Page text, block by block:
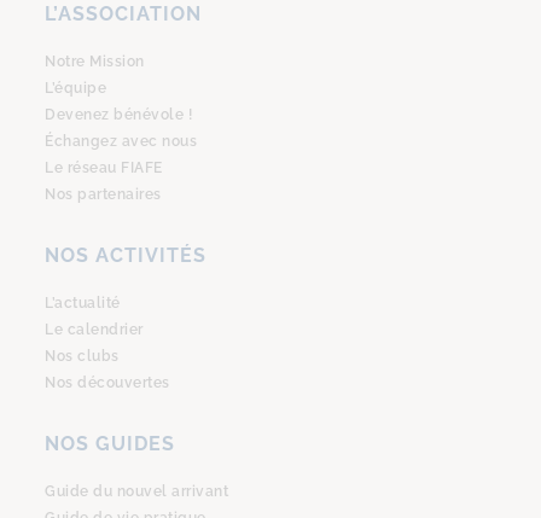
L’ASSOCIATION
Notre Mission
L’équipe
Devenez bénévole !
Échangez avec nous
Le réseau FIAFE
Nos partenaires
NOS ACTIVITÉS
L’actualité
Le calendrier
Nos clubs
Nos découvertes
NOS GUIDES
Guide du nouvel arrivant